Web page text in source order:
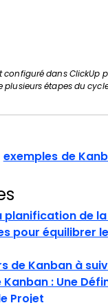
configuré dans ClickUp
étapes du
exemples de
planification de
pour équilibrer
de Kanban à
Kanban : Une
Projet